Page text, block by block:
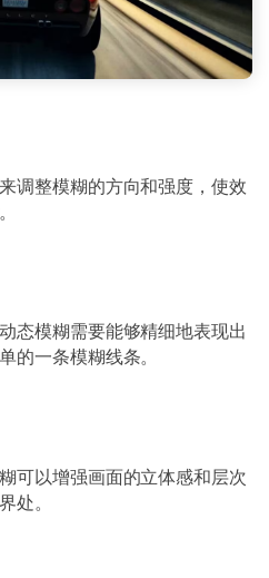
调整模糊的方向和强度，使效
态模糊需要能够精细地表现出
的一条模糊线条。
可以增强画面的立体感和层次
处。